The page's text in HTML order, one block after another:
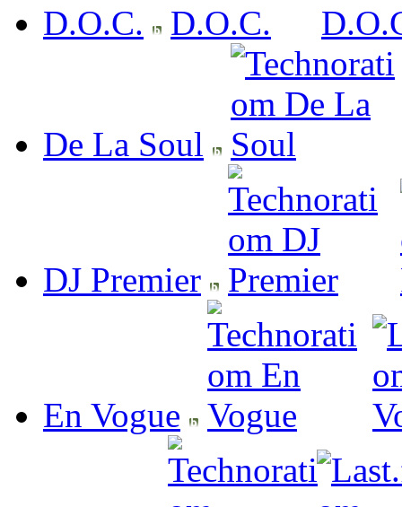
D.O.C.
De La Soul
DJ Premier
En Vogue